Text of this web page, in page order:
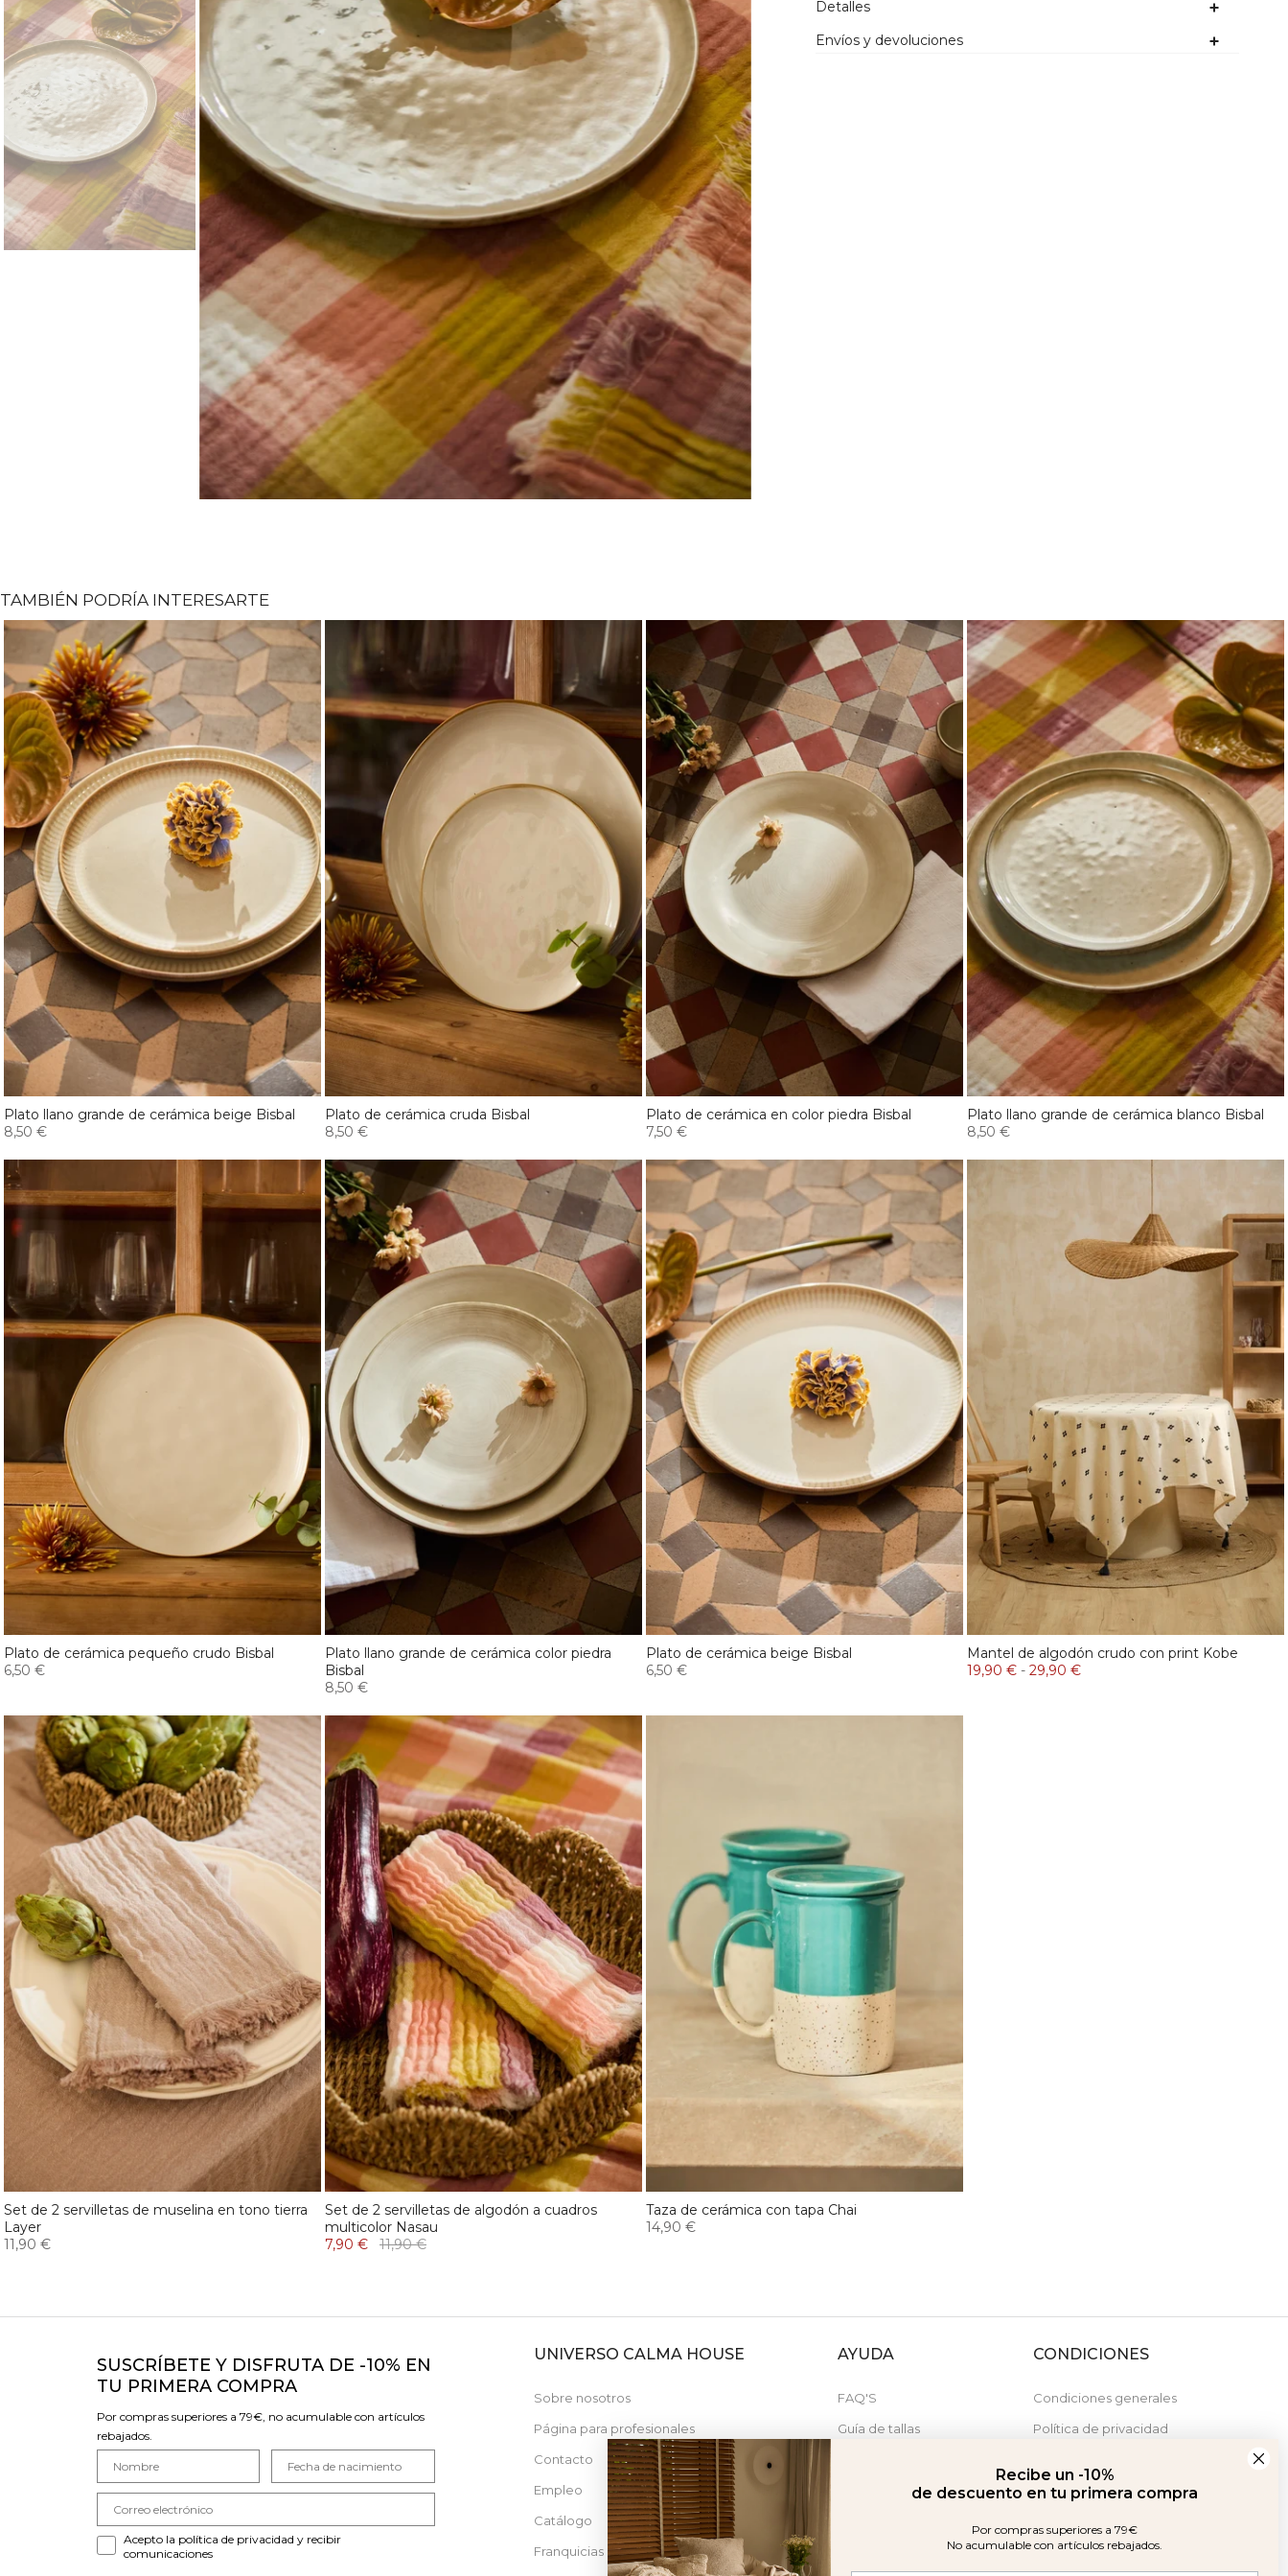
Detalles
Envíos y devoluciones
TAMBIÉN PODRÍA INTERESARTE
Plato llano grande de cerámica beige Bisbal
8,50 €
Plato de cerámica cruda Bisbal
8,50 €
Plato de cerámica en color piedra Bisbal
7,50 €
Plato llano grande de cerámica blanco Bisbal
8,50 €
Plato de cerámica pequeño crudo Bisbal
6,50 €
Plato llano grande de cerámica color piedra
Bisbal
8,50 €
Plato de cerámica beige Bisbal
6,50 €
Mantel de algodón crudo con print Kobe
19,90 € - 29,90 €
Set de 2 servilletas de muselina en tono tierra
Layer
11,90 €
Set de 2 servilletas de algodón a cuadros
multicolor Nasau
7,90 €
11,90 €
Taza de cerámica con tapa Chai
14,90 €
SUSCRÍBETE Y DISFRUTA DE -10% EN
TU PRIMERA COMPRA
Por compras superiores a 79€, no acumulable con artículos
rebajados.
Acepto la política de privacidad y recibir
comunicaciones
UNIVERSO CALMA HOUSE
Sobre nosotros
Página para profesionales
Contacto
Empleo
Catálogo
Franquicias
AYUDA
FAQ'S
Guía de tallas
CONDICIONES
Condiciones generales
Política de privacidad
Derecho de desistimiento
Recibe un -10%
de descuento en tu primera compra
Por compras superiores a 79€
No acumulable con artículos rebajados.